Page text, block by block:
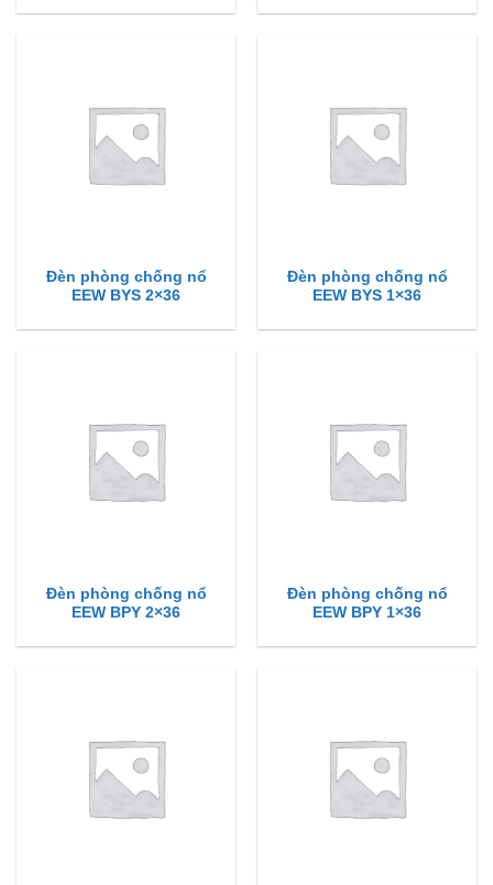
Đèn phòng chống nổ
EEW BYS 2×36
Đèn phòng chống nổ
EEW BYS 1×36
Đèn phòng chống nổ
EEW BPY 2×36
Đèn phòng chống nổ
EEW BPY 1×36